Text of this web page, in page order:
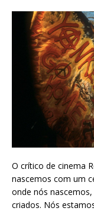
O crítico de cinema
nascemos com um
onde nós
criados. Nós